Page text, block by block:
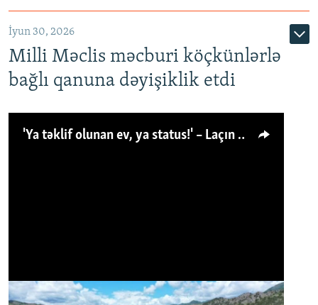
İyun 30, 2026
Milli Məclis məcburi köçkünlərlə
bağlı qanuna dəyişiklik etdi
'Ya təklif olunan ev, ya status!' – Laçın köçkünü: 'Laçından başqa heç hara!'